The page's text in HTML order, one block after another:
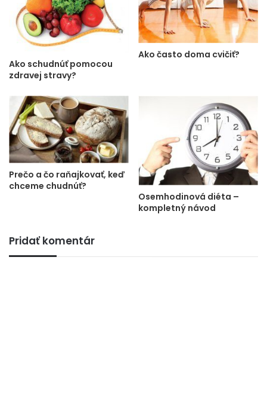
Ako schudnúť pomocou
zdravej stravy?
Ako často doma cvičiť?
Prečo a čo raňajkovať, keď
chceme chudnúť?
Osemhodinová diéta –
kompletný návod
Pridať komentár